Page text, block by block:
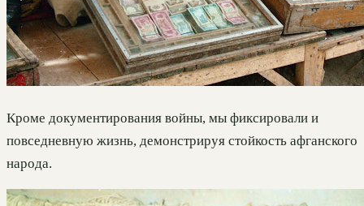
Кроме документирования войны, мы фиксировали и
повседневную жизнь, демонстрируя стойкость афганского
народа.